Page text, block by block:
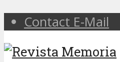
Contact E-Mail